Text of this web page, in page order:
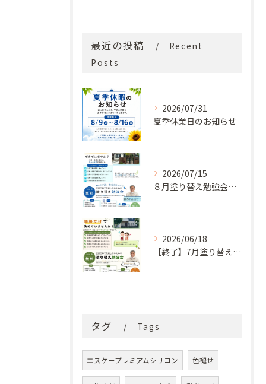
最近の投稿
Recent
Posts
2026/07/31
夏季休業日のお知らせ
2026/07/15
８月塗り替え勉強会開催のお知らせ
2026/06/18
【終了】7月塗り替え勉強会のお知らせ
タグ Tags
エスケープレミアムシリコン 色褪せ